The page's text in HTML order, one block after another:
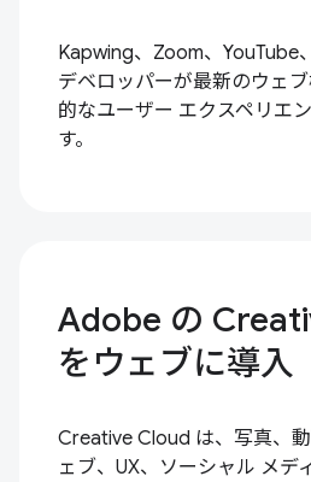
Kapwing、Zoom、YouTube
デベロッパーが最新のウェ
的なユーザー エクスペリエ
す。
Adobe の
をウェブに導入
Creative Cloud は、写真、
ェブ、UX、ソーシャル メデ